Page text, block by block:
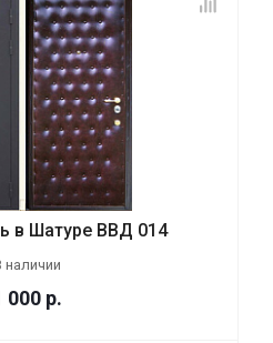
в Шатуре ВВД 014
наличии
000 р.